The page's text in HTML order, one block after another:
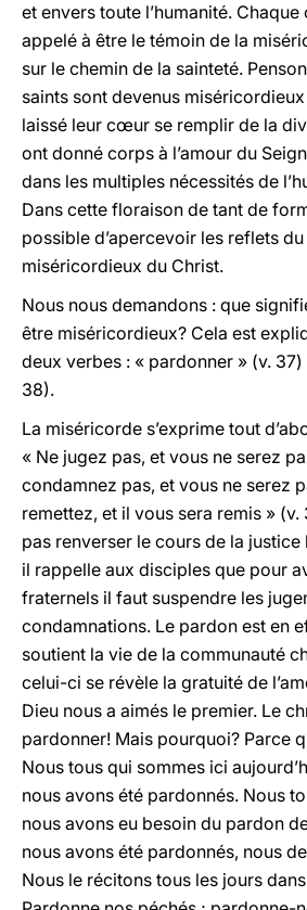
et envers toute l’humanité.
appelé à être le témoin de la
sur le chemin de la sainteté.
saints sont devenus
laissé leur cœur se remplir de la
ont donné corps à l’amour du
dans les multiples nécessités de
Dans cette floraison de tant de
possible d’apercevoir les reflets
miséricordieux du Christ.
Nous nous demandons : que
être miséricordieux? Cela est
deux verbes : « pardonner » (v.
38).
La miséricorde s’exprime tout
« Ne jugez pas, et vous ne serez
condamnez pas, et vous ne serez
remettez, et il vous sera remis » (v.
pas renverser le cours de la
il rappelle aux disciples que pour
fraternels il faut suspendre les
condamnations. Le pardon est en
soutient la vie de la communauté
celui-ci se révèle la gratuité de
Dieu nous a aimés le premier. Le
pardonner! Mais pourquoi? Parce
Nous tous qui sommes ici
nous avons été pardonnés. Nous
nous avons eu besoin du pardon
nous avons été pardonnés, nous
Nous le récitons tous les jours